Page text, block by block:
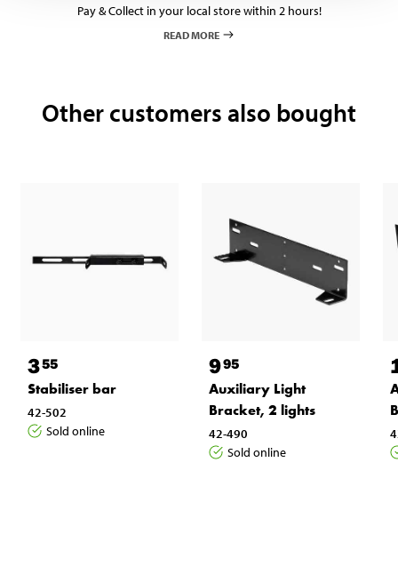
Cable length
770 mm
Pay & Collect in your local store within 2 hours!
READ MORE
Other customers also bought
355
Stabiliser bar
42-502
Sold online
995
Auxiliary Light
Bracket, 2 lights
42-490
Sold online